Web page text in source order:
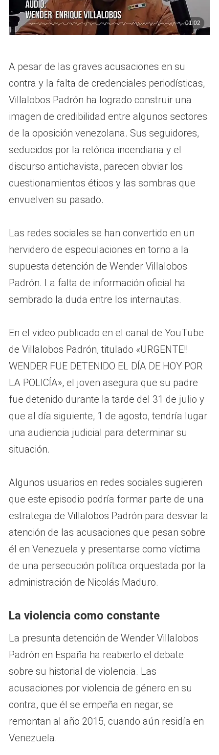
A pesar de las graves acusaciones en su
contra y la falta de credenciales periodísticas,
Villalobos Padrón ha logrado construir una
imagen de credibilidad entre algunos sectores
de la oposición venezolana. Sus seguidores,
seducidos por la retórica incendiaria y el
discurso antichavista, parecen obviar los
cuestionamientos éticos y las sombras que
envuelven su pasado.
Las redes sociales se han convertido en un
hervidero de especulaciones en torno a la
supuesta detención de Wender Villalobos
Padrón. La falta de información oficial ha
sembrado la duda entre los internautas.
En el video publicado en el canal de YouTube
de Villalobos Padrón, titulado «URGENTE!!
WENDER FUE DETENIDO EL DÍA DE HOY POR
LA POLICÍA», el joven asegura que su padre
fue detenido durante la tarde del 31 de julio y
que al día siguiente, 1 de agosto, tendría lugar
una audiencia judicial para determinar su
situación.
Algunos usuarios en redes sociales sugieren
que este episodio podría formar parte de una
estrategia de Villalobos Padrón para desviar la
atención de las acusaciones que pesan sobre
él en Venezuela y presentarse como víctima
de una persecución política orquestada por la
administración de Nicolás Maduro.
La violencia como constante
La presunta detención de Wender Villalobos
Padrón en España ha reabierto el debate
sobre su historial de violencia. Las
acusaciones por violencia de género en su
contra, que él se empeña en negar, se
remontan al año 2015, cuando aún residía en
Venezuela.